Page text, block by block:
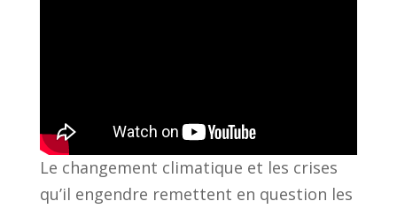
Le changement climatique et les crises
qu’il engendre remettent en question les